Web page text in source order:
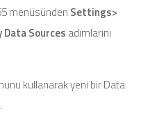
menüsünden Settings>
Sources adımlarını
kullanarak yeni bir Data